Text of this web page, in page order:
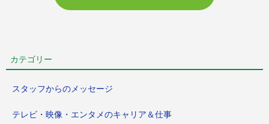
カテゴリー
スタッフからのメッセージ
テレビ・映像・エンタメのキャリア＆仕事